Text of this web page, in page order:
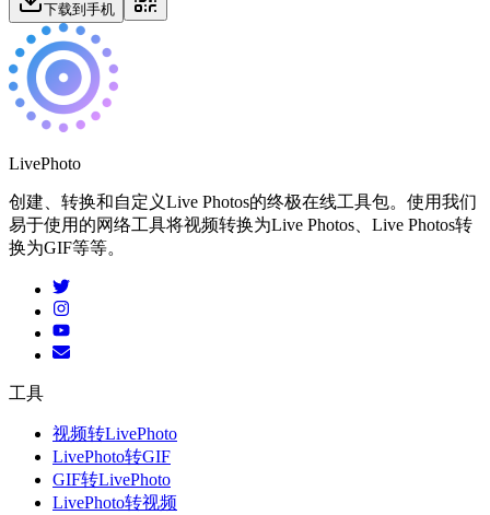
下载到手机
LivePhoto
创建、转换和自定义Live Photos的终极在线工具包。使用我们
易于使用的网络工具将视频转换为Live Photos、Live Photos转
换为GIF等等。
工具
视频转LivePhoto
LivePhoto转GIF
GIF转LivePhoto
LivePhoto转视频